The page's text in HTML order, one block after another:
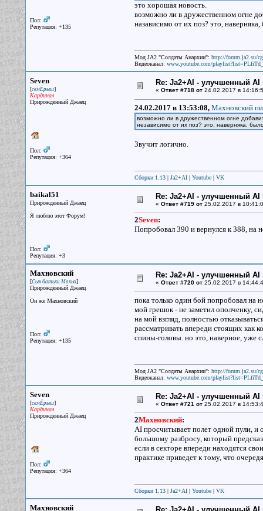
Пол:
Репутация: +135
это хорошая новость.
возможно ли в дружественном огне
назависимо от их поз? это,
Мод JA2 "Солдаты Анархии": http://forum.ja2.su/
Видеоканал: www.youtube.com/
Seven
[семЁрыш]
Кардинал
Прирожденный Джаец
Пол:
Репутация: +364
Re: Ja2+AI - улучшенный AI
« Ответ #718 от24.02.2017 в
24.02.2017 в 13:53:08, Махновский
возможно ли в дружественном огне
независимо от их поз? это, наверняка,
Звучит логично.
Сборки 1.13| Ja2+AI| Youtube| VK
baikal51
Прирожденный Джаец
Я люблю этот Форум!
Пол:
Репутация: +3
Re: Ja2+AI - улучшенный AI
« Ответ #719 от25.02.2017 в
2Seven:
Попробовал 390 и вернулся к 388, на
Махновский
[Сын батьки Махно]
Прирожденный Джаец
Он же Махновский
Пол:
Репутация: +135
Re: Ja2+AI - улучшенный AI
« Ответ #720 от25.02.2017 в
пока только один бой попробовал на
мой грешок - не заметил ополченку,
на мой взгляд, полностью
рассматривать впереди стоящих как
спины-головы. но это, наверное, уже
Мод JA2 "Солдаты Анархии": http://forum.ja2.su/
Видеоканал: www.youtube.com/
Seven
[семЁрыш]
Кардинал
Прирожденный Джаец
Пол:
Репутация: +364
Re: Ja2+AI - улучшенный AI
« Ответ #721 от25.02.2017 в
2Махновский:
AI просчитывает полет одной пули, и
большому разбросу, который
если в секторе впереди находятся
практике приведет к тому, что
Сборки 1.13| Ja2+AI| Youtube| VK
Махновский